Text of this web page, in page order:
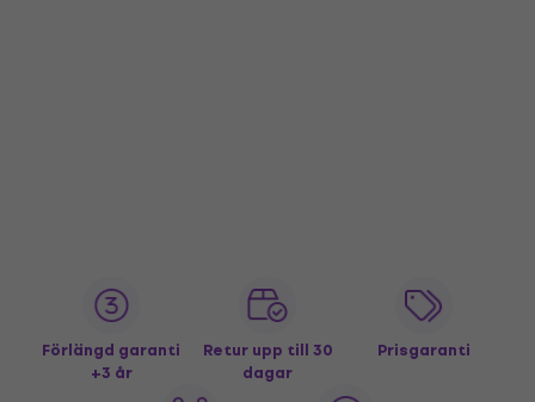
Förlängd garanti
+3 år
Retur upp till 30
dagar
Prisgaranti